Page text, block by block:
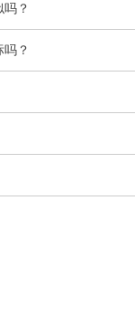
吗？
吗？